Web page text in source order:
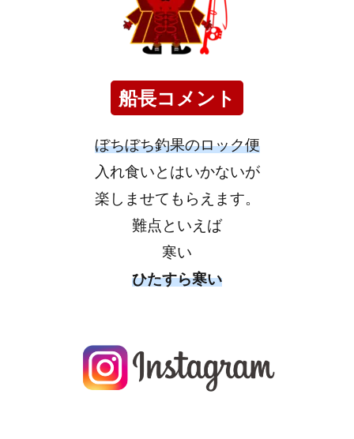
船長コメント
ぼちぼち釣果のロック便
入れ食いとはいかないが
楽しませてもらえます。
難点といえば
寒い
ひたすら寒い